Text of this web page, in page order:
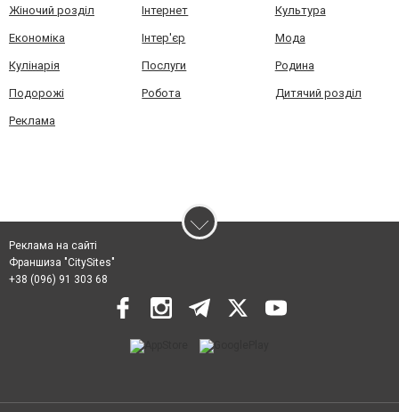
Жіночий розділ Інтернет Культура
Економіка Інтер'єр Мода
Кулінарія Послуги Родина
Подорожі Робота Дитячий розділ
Реклама
Реклама на сайті
Франшиза "CitySites"
+38 (096) 91 303 68